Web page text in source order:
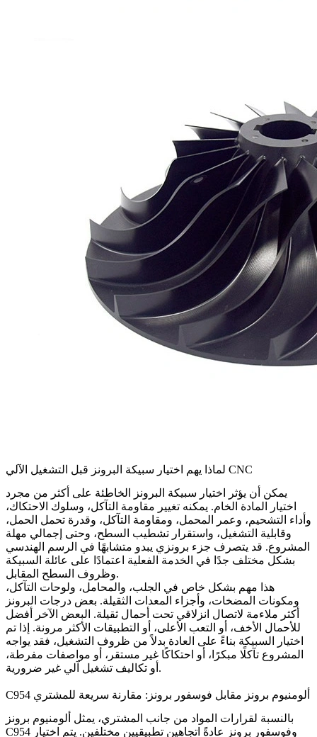
لماذا يهم اختيار سبيكة البرونز قبل التشغيل الآلي CNC
يمكن أن يؤثر اختيار سبيكة البرونز الخاطئة على أكثر من مجرد
اختيار المادة الخام. يمكنه تغيير مقاومة التآكل، وسلوك الاحتكاك،
وأداء التشحيم، وعمر المحمل، ومقاومة التآكل، وقدرة تحمل الحمل،
وقابلية التشغيل، واستقرار تشطيب السطح، وحتى إجمالي مهلة
المشروع. قد يتصرف جزء برونزي يبدو متشابهًا في الرسم الهندسي
بشكل مختلف جدًا في الخدمة الفعلية اعتمادًا على عائلة السبيكة
وظروف السطح المقابل.
هذا مهم بشكل خاص في الجلب، والمحامل، ولوحات التآكل،
ومكونات المضخات، وأجزاء المعدات الثقيلة. بعض درجات البرونز
أكثر ملاءمة لاتصال انزلاقي تحت أحمال ثقيلة. البعض الآخر أفضل
للأحمال الأخف، أو التعب الأعلى، أو التطبيقات الأكثر مرونة. إذا تم
اختيار السبيكة بناءً على العادة بدلاً من ظروف التشغيل، فقد يواجه
المشروع تآكلًا مبكرًا، أو احتكاكًا غير مستقر، أو مواصفات مفرطة،
أو تكاليف تشغيل آلي غير ضرورية.
C954 ألومنيوم برونز مقابل فوسفور برونز: مقارنة سريعة للمشتري
بالنسبة لقرارات المواد من جانب المشتري، يمثل ألومنيوم برونز
C954 وفوسفور برونز عادةً اتجاهين تطبيقيين مختلفين. يتم اختيار